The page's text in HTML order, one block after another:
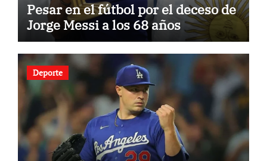
Pesar en el fútbol por el deceso de
Jorge Messi a los 68 años
Deporte